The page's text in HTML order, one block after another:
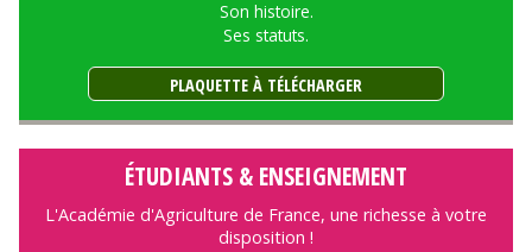
Son histoire.
Ses statuts.
PLAQUETTE À TÉLÉCHARGER
ÉTUDIANTS & ENSEIGNEMENT
L'Académie d'Agriculture de France, une richesse à votre
disposition !